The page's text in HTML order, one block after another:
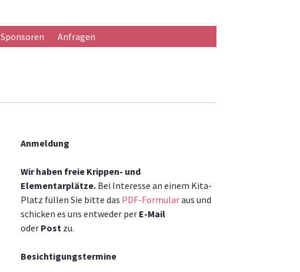
Sponsoren Anfragen
Anmeldung
Wir haben freie Krippen- und
Elementarplätze. Bei Interesse an einem Kita-
Platz füllen Sie bitte das PDF-Formularaus und
schicken es uns entweder per E-Mail
oder Post zu.
Besichtigungstermine